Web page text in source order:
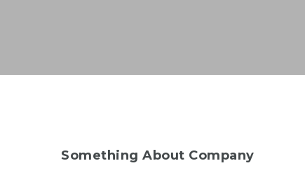
Something About Company